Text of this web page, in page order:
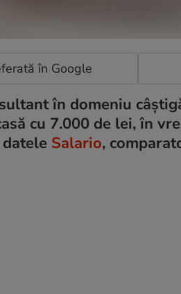
în Google
în domeniu
cu 7.000 de lei, în
Salario,